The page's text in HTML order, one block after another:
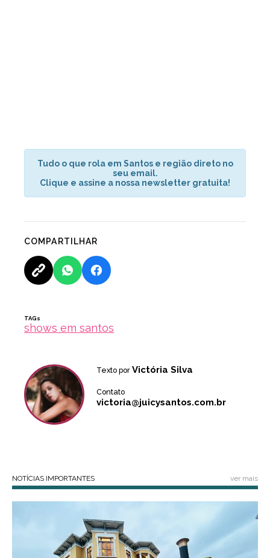
Tudo o que rola em Santos e região direto no
seu email.
Clique e assine a nossa newsletter gratuita!
COMPARTILHAR
TAGs
shows em santos
Texto por Victória Silva
Contato
victoria@juicysantos.com.br
NOTÍCIAS IMPORTANTES ver mais